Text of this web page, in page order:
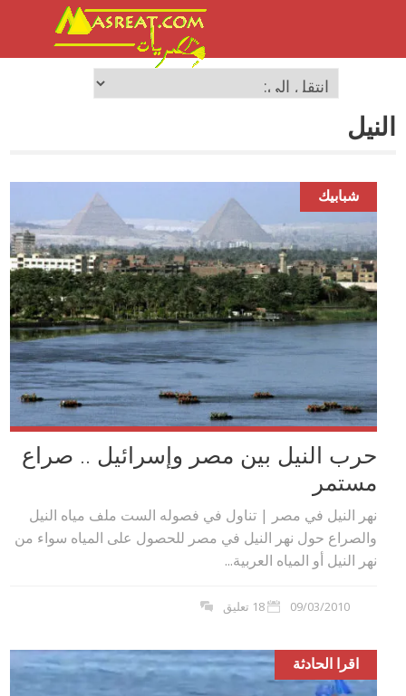
النيل
شبابيك
حرب النيل بين مصر وإسرائيل .. صراع
مستمر
نهر النيل في مصر | تناول في فصوله الست ملف مياه النيل
والصراع حول نهر النيل في مصر للحصول على المياه سواء من
نهر النيل أو المياه العربية...
09/03/2010 18 تعليق
اقرا الحادثة